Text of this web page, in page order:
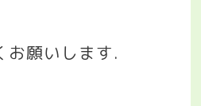
お願いします.